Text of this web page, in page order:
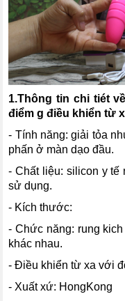
1.Thông tin chi tiét
điểm g điều khiển từ
- Tính năng: giải tỏa
phấn ở màn dạo đầu.
- Chất liệu: silicon y
sử dụng.
- Kích thước:
- Chức năng: rung
khác nhau.
- Điều khiển từ xa với
- Xuất xứ: HongKong